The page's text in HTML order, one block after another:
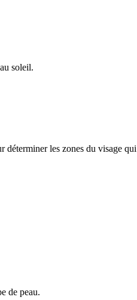
soleil.
déterminer les zones du visage
de peau.